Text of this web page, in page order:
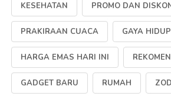
KESEHATAN PROMO DAN
PRAKIRAAN CUACA GAYA HIDUP
HARGA EMAS HARI INI
GADGET BARU RUMAH